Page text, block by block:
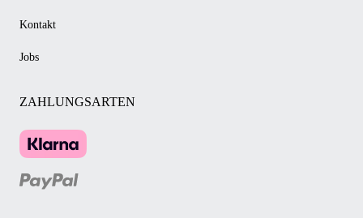
Kontakt
Jobs
ZAHLUNGSARTEN